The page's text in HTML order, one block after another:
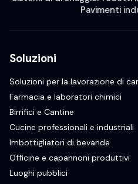
Pavimenti
Soluzioni
Soluzioni per la lavorazione di
Farmacia e laboratori chimici
Birrifici e Cantine
Cucine professionali e industriali
Imbottigliatori di bevande
Officine e capannoni produttivi
Luoghi pubblici